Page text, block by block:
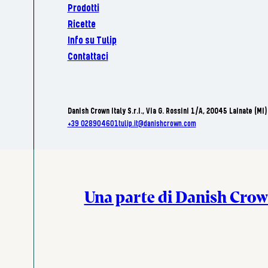
Prodotti
Ricette
Info su Tulip
Contattaci
Danish Crown Italy S.r.I., Via G. Rossini 1/A, 20045 Lainate (MI)
+39 028904601tulip.it@danishcrown.com
Una parte di Danish